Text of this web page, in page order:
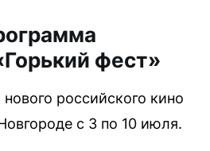
фест»
российского кино
с 3 по 10 июля.